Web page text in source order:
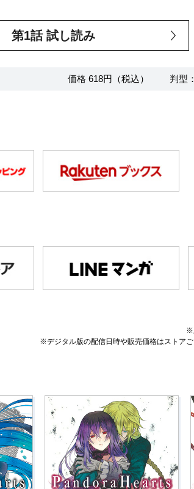
第1話 試し読み
価格 618円（税込） 判
※
※デジタル版の配信日時や販売価格はストア